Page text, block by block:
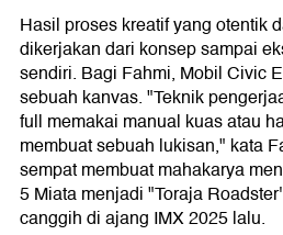
Hasil proses kreatif yang otentik
dikerjakan dari konsep sampai
sendiri. Bagi Fahmi, Mobil Civic
sebuah kanvas. "Teknik
full memakai manual kuas atau
membuat sebuah lukisan," kata
sempat membuat mahakarya
5 Miata menjadi "Toraja
canggih di ajang IMX 2025 lalu.